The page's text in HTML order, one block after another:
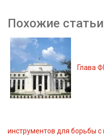
Похожие
Глава
инструментов для борьбы с